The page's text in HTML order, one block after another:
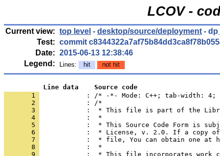
LCOV -
Current view: top level - desktop/source/deployment -
Test: commit
Date: 2015-06-13 12:38:46
Legend:
Lines: hit not hit
          Line data    Source code
       1
: /* -*- Mode: C++; tab-width:
       2
       3
       4
       5
       6
       7
       8
       9